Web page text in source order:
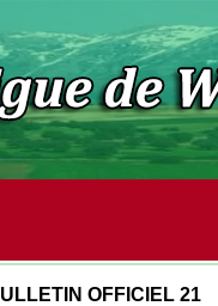
OFFICIEL 21